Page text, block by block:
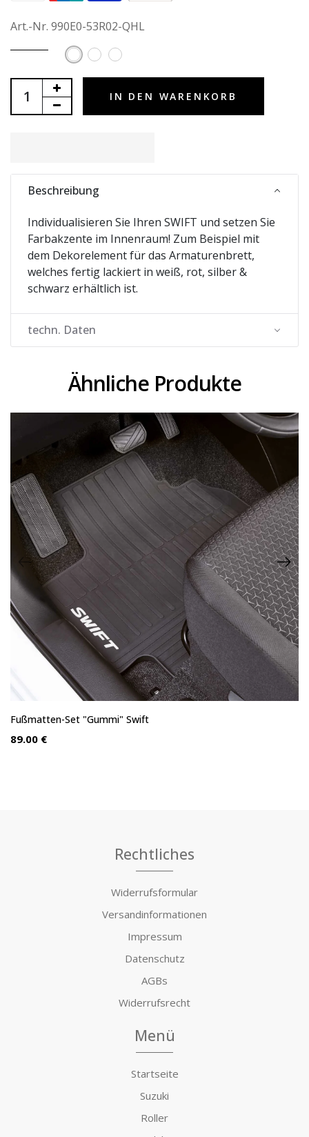
Art.-Nr. 990E0-53R02-QHL
IN DEN WARENKORB
Beschreibung
Individualisieren Sie Ihren SWIFT und setzen Sie
Farbakzente im Innenraum! Zum Beispiel mit
dem Dekorelement für das Armaturenbrett,
welches fertig lackiert in weiß, rot, silber &
schwarz erhältlich ist.
techn. Daten
Ähnliche Produkte
Fußmatten-Set "Gummi" Swift
89.00 €
Rechtliches
Widerrufsformular
Versandinformationen
Impressum
Datenschutz
AGBs
Widerrufsrecht
Menü
Startseite
Suzuki
Roller